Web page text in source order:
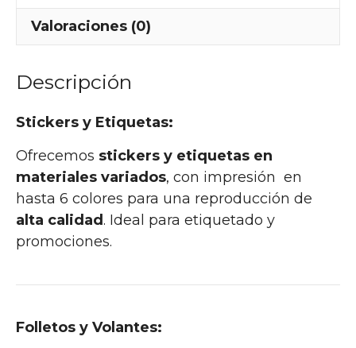
Valoraciones (0)
Descripción
Stickers y Etiquetas:
Ofrecemos stickers y etiquetas en
materiales variados, con impresión en
hasta 6 colores para una reproducción de
alta calidad. Ideal para etiquetado y
promociones.
Folletos y Volantes: